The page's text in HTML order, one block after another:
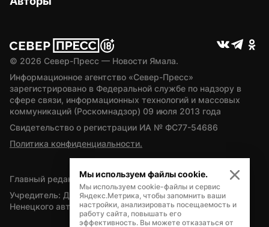
© 2026 Север-Пресс — Новости Ямала.
Информационное агентство «Север-Пресс»
зарегистрировано в Федеральной службе по надзору в
сфере связи, информационных технологий и массовых
коммуникаций (Роскомнадзор) 09 июля 2013 года
Свидетельство о регистрации ИА № ФС77-54686
Политика конфиденциальности.
Главный редактор — А.Л. Поздеев
Учредитель: Департамент внутренней политики Ямало-
Ненецкого автономного округа
Мы используем файлы cookie.
Мы используем cookie-файлы и сервис
Яндекс.Метрика, чтобы запомнить ваши
настройки, анализировать посещаемость и
работу сайта, повышать его
эффективность. Вы можете отказаться от